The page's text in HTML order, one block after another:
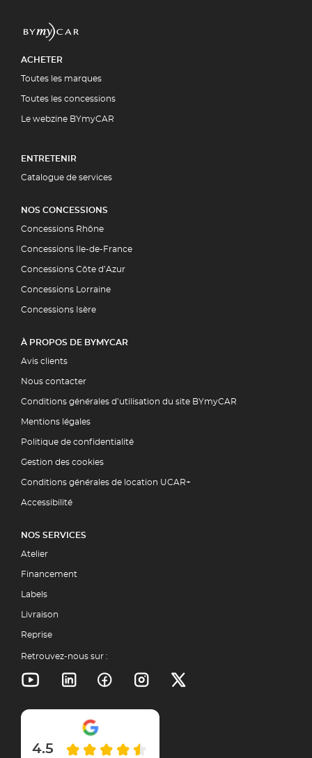
ACHETER
Toutes les marques
Toutes les concessions
Le webzine BYmyCAR
ENTRETENIR
Catalogue de services
NOS CONCESSIONS
Concessions Rhône
Concessions Ile-de-France
Concessions Côte d’Azur
Concessions Lorraine
Concessions Isère
À PROPOS DE BYMYCAR
Avis clients
Nous contacter
Conditions générales d’utilisation du site BYmyCAR
Mentions légales
Politique de confidentialité
Gestion des cookies
Conditions générales de location UCAR+
Accessibilité
NOS SERVICES
Atelier
Financement
Labels
Livraison
Reprise
Retrouvez-nous sur :
4.5